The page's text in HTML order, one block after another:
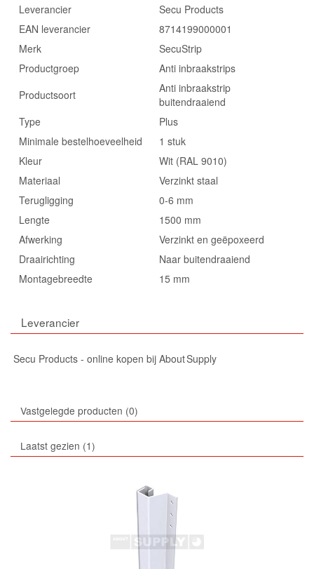
Leverancier
Secu Products
EAN leverancier
8714199000001
Merk
SecuStrip
Productgroep
Anti inbraakstrips
Productsoort
Anti inbraakstrip
buitendraaiend
Type
Plus
Minimale bestelhoeveelheid
1 stuk
Kleur
Wit (RAL 9010)
Materiaal
Verzinkt staal
Terugligging
0-6 mm
Lengte
1500 mm
Afwerking
Verzinkt en geëpoxeerd
Draairichting
Naar buitendraaiend
Montagebreedte
15 mm
Leverancier
Secu Products - online kopen bij About Supply
Vastgelegde producten 0
Laatst gezien 1